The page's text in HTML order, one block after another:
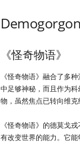
Demogorgon
《怪奇物语》
《怪奇物语》融合了多
中足够神秘，而且作为
物，虽然焦点已转向维克
《怪奇物语》的德莫戈
有改变世界的能力。它